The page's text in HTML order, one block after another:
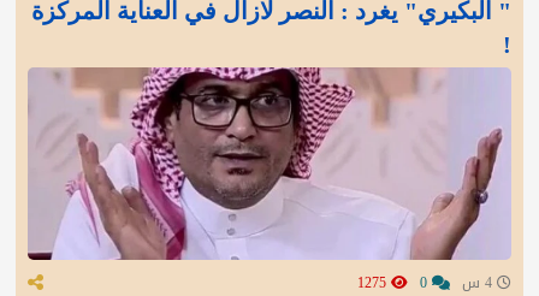
" البكيري" يغرد : النصر لازال في العناية المركزة
!